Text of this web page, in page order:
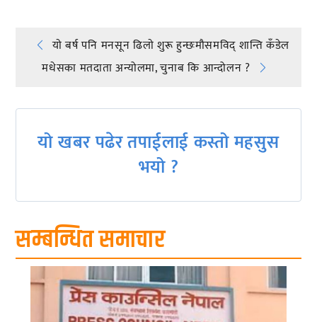
Post
navigation
याे बर्ष पनि मनसून ढिलाे शुरू हुन्छःमौसमविद् शान्ति कँडेल
मधेसका मतदाता अन्योलमा, चुनाब कि आन्दोलन ?
यो खबर पढेर तपाईलाई कस्तो महसुस
भयो ?
सम्बन्धित समाचार